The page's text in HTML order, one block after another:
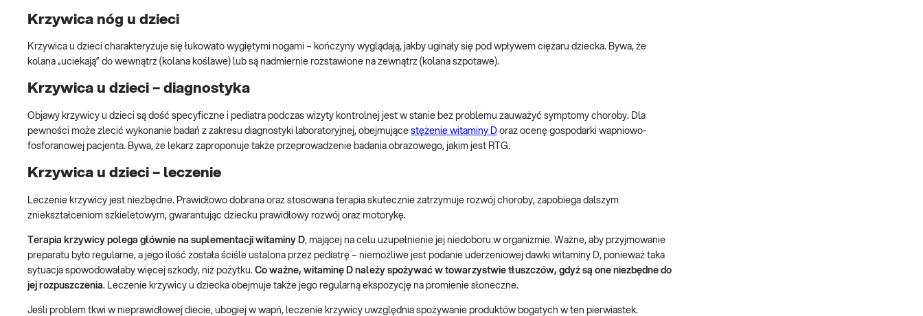
Krzywica nóg u dzieci
Krzywica u dzieci charakteryzuje się łukowato wygiętymi nogami – kończyny wyglądają, jakby uginały się pod wpływem ciężaru dziecka. Bywa, że
kolana „uciekają” do wewnątrz (kolana koślawe) lub są nadmiernie rozstawione na zewnątrz (kolana szpotawe).
Krzywica u dzieci – diagnostyka
Objawy krzywicy u dzieci są dość specyficzne i pediatra podczas wizyty kontrolnej jest w stanie bez problemu zauważyć symptomy choroby. Dla
pewności może zlecić wykonanie badań z zakresu diagnostyki laboratoryjnej, obejmujące stężenie witaminy D oraz ocenę gospodarki wapniowo-
fosforanowej pacjenta. Bywa, że lekarz zaproponuje także przeprowadzenie badania obrazowego, jakim jest RTG.
Krzywica u dzieci – leczenie
Leczenie krzywicy jest niezbędne. Prawidłowo dobrana oraz stosowana terapia skutecznie zatrzymuje rozwój choroby, zapobiega dalszym
zniekształceniom szkieletowym, gwarantując dziecku prawidłowy rozwój oraz motorykę.
Terapia krzywicy polega głównie na suplementacji witaminy D, mającej na celu uzupełnienie jej niedoboru w organizmie. Ważne, aby przyjmowanie
preparatu było regularne, a jego ilość została ściśle ustalona przez pediatrę – niemożliwe jest podanie uderzeniowej dawki witaminy D, ponieważ taka
sytuacja spowodowałaby więcej szkody, niż pożytku. Co ważne, witaminę D należy spożywać w towarzystwie tłuszczów, gdyż są one niezbędne do
jej rozpuszczenia. Leczenie krzywicy u dziecka obejmuje także jego regularną ekspozycję na promienie słoneczne.
Jeśli problem tkwi w nieprawidłowej diecie, ubogiej w wapń, leczenie krzywicy uwzględnia spożywanie produktów bogatych w ten pierwiastek.